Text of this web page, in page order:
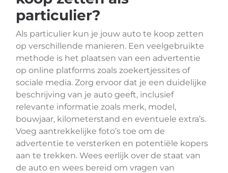
particulier?
Als particulier kun je jouw auto te koop zetten
op verschillende manieren. Een veelgebruikte
methode is het plaatsen van een advertentie
op online platforms zoals zoekertjessites of
sociale media. Zorg ervoor dat je een duidelijke
beschrijving van je auto geeft, inclusief
relevante informatie zoals merk, model,
bouwjaar, kilometerstand en eventuele extra’s.
Voeg aantrekkelijke foto’s toe om de
advertentie te versterken en potentiële kopers
aan te trekken. Wees eerlijk over de staat van
de auto en wees bereid om vragen van